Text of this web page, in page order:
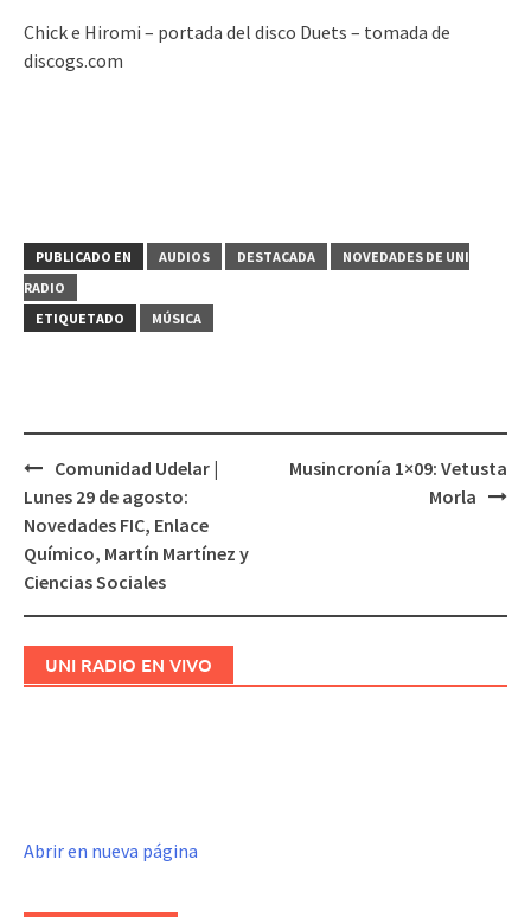
Chick e Hiromi – portada del disco Duets – tomada de
discogs.com
PUBLICADO EN AUDIOS DESTACADA
NOVEDADES DE UNI
RADIO
ETIQUETADO
MÚSICA
Navegación
de
entradas
Comunidad Udelar |
Lunes 29 de agosto:
Novedades FIC, Enlace
Químico, Martín Martínez y
Ciencias Sociales
Musincronía 1×09: Vetusta
Morla
UNI RADIO EN VIVO
Abrir en nueva página